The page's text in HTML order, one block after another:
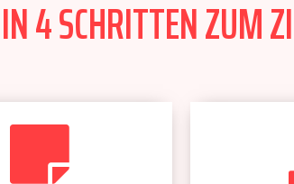
4 SCHRITTEN ZUM